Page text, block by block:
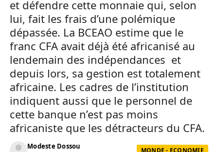
et défendre cette monnaie qui, selon
lui, fait les frais d’une polémique
dépassée. La BCEAO estime que le
franc CFA avait déjà été africanisé au
lendemain des indépendances et
depuis lors, sa gestion est totalement
africaine. Les cadres de l’institution
indiquent aussi que le personnel de
cette banque n’est pas moins
africaniste que les détracteurs du CFA.
Modeste Dossou MONDE - ECONOMIE